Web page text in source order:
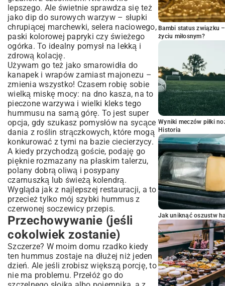
lepszego. Ale świetnie sprawdza się też
jako dip do surowych warzyw – słupki
chrupiącej marchewki, selera naciowego,
paski kolorowej papryki czy świeżego
ogórka. To idealny pomysł na lekką i
zdrową kolację.
Używam go też jako smarowidła do
kanapek i wrapów zamiast majonezu –
zmienia wszystko! Czasem robię sobie
wielką miskę mocy: na dno kasza, na to
pieczone warzywa i wielki kleks tego
hummusu na samą górę. To jest super
opcja, gdy szukasz pomysłów na sycące
dania z roślin strączkowych, które mogą
konkurować z tymi na bazie ciecierzycy.
A kiedy przychodzą goście, podaję go
pięknie rozmazany na płaskim talerzu,
polany dobrą oliwą i posypany
czarnuszką lub świeżą kolendrą.
Wygląda jak z najlepszej restauracji, a to
przecież tylko mój szybki hummus z
czerwonej soczewicy przepis.
Przechowywanie (jeśli
cokolwiek zostanie)
Szczerze? W moim domu rzadko kiedy
ten hummus zostaje na dłużej niż jeden
dzień. Ale jeśli zrobisz większą porcję, to
nie ma problemu. Przełóż go do
Bambi status związku
życiu miłosnym?
Wyniki meczów piłki
Historia
Jak uniknąć oszustw